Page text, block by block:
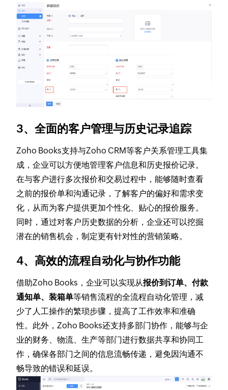
3、全面的客户管理与历史记录追踪
Zoho Books支持与Zoho CRM等客户关系管理工具集
成，企业可以方便地管理客户信息和历史报价记录。
在与客户进行多次报价和交易过程中，能够随时查看
之前的报价单和沟通记录，了解客户的偏好和需求变
化，从而为客户提供更加个性化、贴心的报价服务。
同时，通过对客户历史数据的分析，企业还可以挖掘
潜在的销售机会，制定更有针对性的营销策略。
4、高效的流程自动化与协作功能
借助Zoho Books，企业可以实现从报价到订单、付款
通知单、装箱单等销售流程的全流程自动化管理，减
少了人工操作的繁琐步骤，提高了工作效率和准确
性。此外，Zoho Books还支持多部门协作，能够与企
业的财务、物流、生产等部门进行数据共享和协同工
作，确保各部门之间的信息流畅传递，避免因沟通不
畅导致的错误和延误。